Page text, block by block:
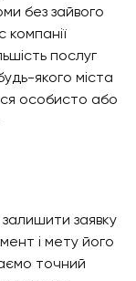
без зайвого
компанії
послуг
якого міста
особисто або
заявку
і мету його
точний